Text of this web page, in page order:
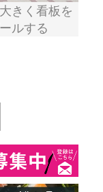
きく看板を
ルする